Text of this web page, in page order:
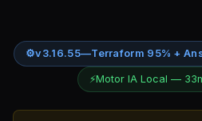
⚙v3.16.55—Terraform 95% +
⚡Motor IA Local —